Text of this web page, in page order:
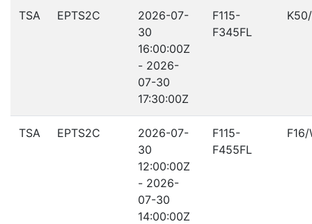
TSA EPTS2C
2026-07-
30
16:00:00Z
- 2026-
07-30
17:30:00Z
F115-
F345FL
TSA EPTS2C
2026-07-
30
12:00:00Z
- 2026-
07-30
14:00:00Z
F115-
F455FL
F16/